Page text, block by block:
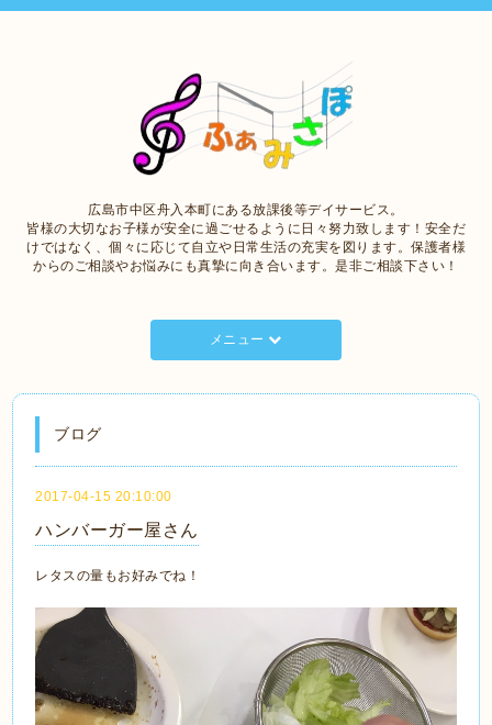
広島市中区舟入本町にある放課後等デイサービス。
皆様の大切なお子様が安全に過ごせるように日々努力致します！安全だ
けではなく、個々に応じて自立や日常生活の充実を図ります。保護者様
からのご相談やお悩みにも真摯に向き合います。是非ご相談下さい！
メニュー
ブログ
2017-04-15 20:10:00
ハンバーガー屋さん
レタスの量もお好みでね！